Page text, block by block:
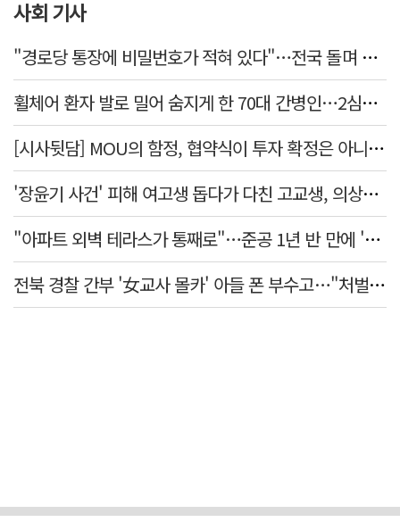
사회 기사
"경로당 통장에 비밀번호가 적혀 있다"…전국 돌며 경로당 13곳 턴 30대 구속
휠체어 환자 발로 밀어 숨지게 한 70대 간병인…2심도 집행유예
[시사뒷담] MOU의 함정, 협약식이 투자 확정은 아니긴 해
'장윤기 사건' 피해 여고생 돕다가 다친 고교생, 의상자 인정
"아파트 외벽 테라스가 통째로"…준공 1년 반 만에 '아찔 사고'
전북 경찰 간부 '女교사 몰카' 아들 폰 부수고…"처벌 못하는 사안" 내부망에 글